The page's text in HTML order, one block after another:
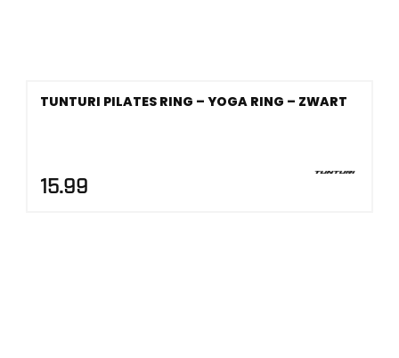
TUNTURI PILATES RING – YOGA RING – ZWART
15.99